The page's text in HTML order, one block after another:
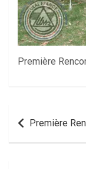
Première
Navigation
Première